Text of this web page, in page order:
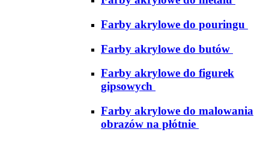
Farby akrylowe do pouringu
Farby akrylowe do butów
Farby akrylowe do figurek
gipsowych
Farby akrylowe do malowania
obrazów na płótnie